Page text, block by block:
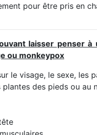
pour être pris en
laisser penser à
ou monkeypox
le visage, le sexe, les
plantes des pieds ou au